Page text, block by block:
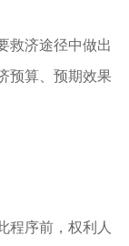
救济途径中做出
预算、预期效果
程序前，权利人